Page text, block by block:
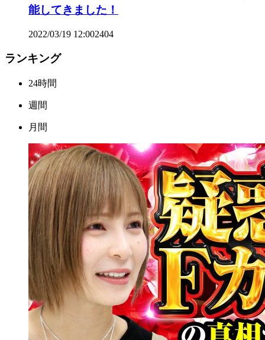
能してきました！
2022/03/19 12:002404
ランキング
24時間
週間
月間